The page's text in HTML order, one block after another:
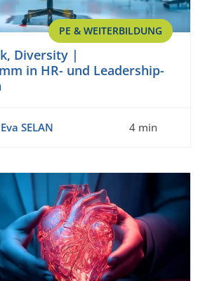
PE & WEITERBILDUNG
Diversity |
in HR- und Leadership-
Eva SELAN 4 min